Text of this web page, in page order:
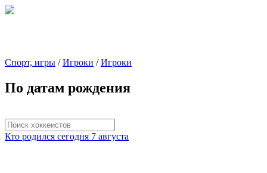
Спорт, игры /Игроки /Игроки
По датам рождения
Кто родился сегодня 7 августа